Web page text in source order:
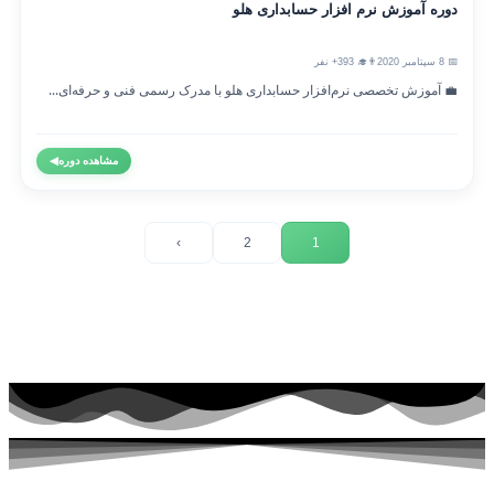
دوره آموزش نرم افزار حسابداری هلو
👨‍🎓 393+ نفر
💼 آموزش تخصصی نرم‌افزار حسابداری هلو با مدرک رسمی فنی و حرفه‌ای...
مشاهده دوره◀